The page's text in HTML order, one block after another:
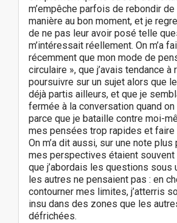
m’empêche parfois de rebondir de
manière au bon moment, et je
de ne pas leur avoir posé telle
m’intéressait réellement. On m’a
récemment que mon mode de
circulaire », que j’avais tendance à
poursuivre sur un sujet alors que
déjà partis ailleurs, et que je
fermée à la conversation quand
parce que je bataille contre moi-
mes pensées trop rapides et
On m’a dit aussi, sur une note
mes perspectives étaient
que j’abordais les questions sous
les autres ne pensaient pas : en
contourner mes limites, j’atterris
insu dans des zones que les
défrichées.